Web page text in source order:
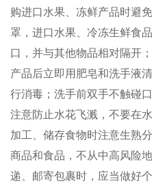
购进口水果、冻鲜产品时避
罩，进口水果、冷冻生鲜食
口，并与其他物品相对隔开
产品后立即用肥皂和洗手液
行消毒；洗手前双手不触碰
注意防止水花飞溅，不要在
加工、储存食物时注意生熟
商品和食品，不从中高风险
递、邮寄包裹时，应当做好